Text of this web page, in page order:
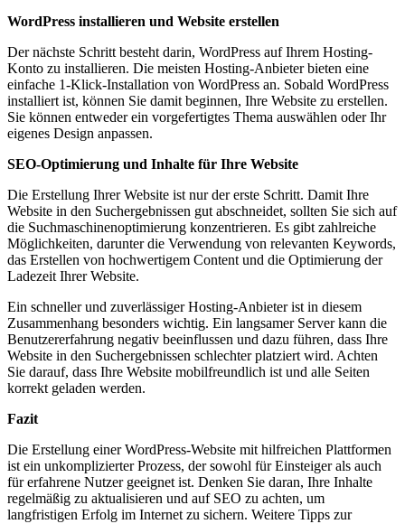
WordPress installieren und Website erstellen
Der nächste Schritt besteht darin, WordPress auf Ihrem Hosting-
Konto zu installieren. Die meisten Hosting-Anbieter bieten eine
einfache 1-Klick-Installation von WordPress an. Sobald WordPress
installiert ist, können Sie damit beginnen, Ihre Website zu erstellen.
Sie können entweder ein vorgefertigtes Thema auswählen oder Ihr
eigenes Design anpassen.
SEO-Optimierung und Inhalte für Ihre Website
Die Erstellung Ihrer Website ist nur der erste Schritt. Damit Ihre
Website in den Suchergebnissen gut abschneidet, sollten Sie sich auf
die Suchmaschinenoptimierung konzentrieren. Es gibt zahlreiche
Möglichkeiten, darunter die Verwendung von relevanten Keywords,
das Erstellen von hochwertigem Content und die Optimierung der
Ladezeit Ihrer Website.
Ein schneller und zuverlässiger Hosting-Anbieter ist in diesem
Zusammenhang besonders wichtig. Ein langsamer Server kann die
Benutzererfahrung negativ beeinflussen und dazu führen, dass Ihre
Website in den Suchergebnissen schlechter platziert wird. Achten
Sie darauf, dass Ihre Website mobilfreundlich ist und alle Seiten
korrekt geladen werden.
Fazit
Die Erstellung einer WordPress-Website mit hilfreichen Plattformen
ist ein unkomplizierter Prozess, der sowohl für Einsteiger als auch
für erfahrene Nutzer geeignet ist. Denken Sie daran, Ihre Inhalte
regelmäßig zu aktualisieren und auf SEO zu achten, um
langfristigen Erfolg im Internet zu sichern. Weitere Tipps zur